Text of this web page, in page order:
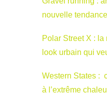
nouvelle
Polar Street X : la
look urbain qui
Western States :
à l’extrême